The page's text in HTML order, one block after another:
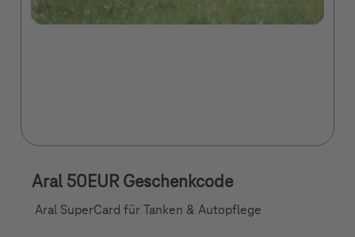
Aral 50EUR Geschenkcode
Aral SuperCard für Tanken & Autopflege